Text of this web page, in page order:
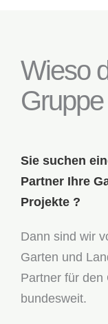
Wieso
Sie suchen
Partner Ihre
Projekte ?
Dann sind wir
Garten und
Partner für den
bundesweit.